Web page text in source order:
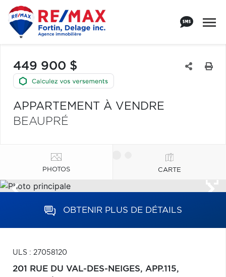
449 900 $
APPARTEMENT À VENDRE
BEAUPRÉ
PHOTOS CARTE
OBTENIR PLUS DE DÉTAILS
ULS : 27058120
201 RUE DU VAL-DES-NEIGES, APP.115,